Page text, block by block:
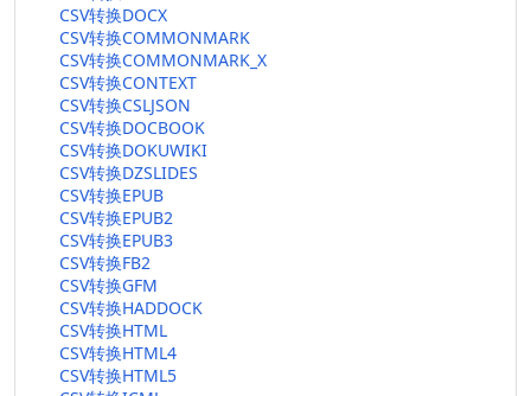
CSV转换DOCX
CSV转换COMMONMARK
CSV转换COMMONMARK_X
CSV转换CONTEXT
CSV转换CSLJSON
CSV转换DOCBOOK
CSV转换DOKUWIKI
CSV转换DZSLIDES
CSV转换EPUB
CSV转换EPUB2
CSV转换EPUB3
CSV转换FB2
CSV转换GFM
CSV转换HADDOCK
CSV转换HTML
CSV转换HTML4
CSV转换HTML5